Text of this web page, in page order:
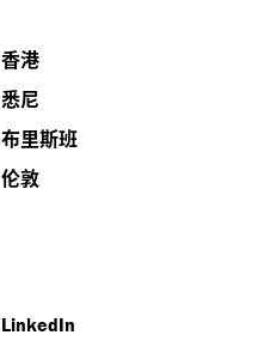
香港
悉尼
布里斯班
伦敦
LinkedIn